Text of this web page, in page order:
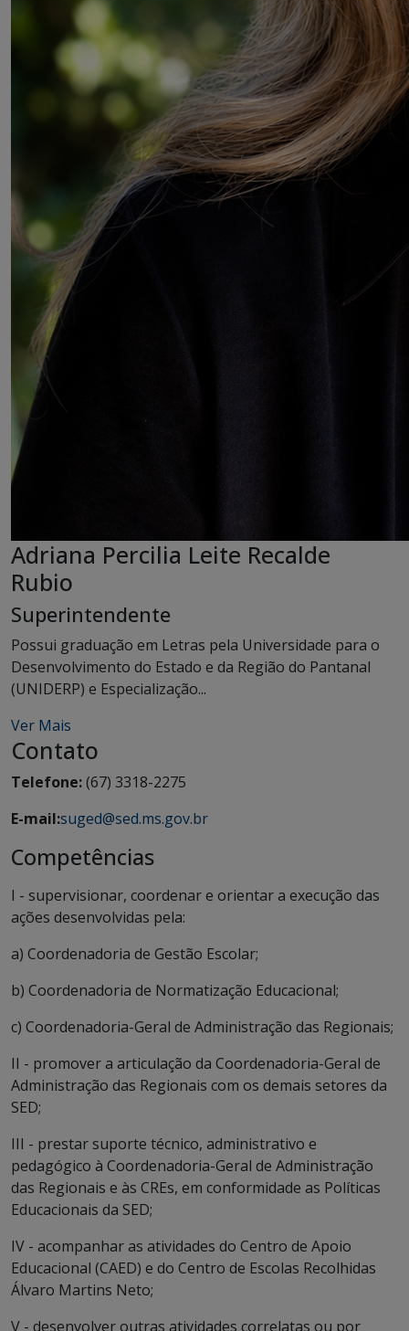
Adriana Percilia Leite Recalde
Rubio
Superintendente
Possui graduação em Letras pela Universidade para o
Desenvolvimento do Estado e da Região do Pantanal
(UNIDERP) e Especialização...
Ver Mais
Contato
Telefone:(67) 3318-2275
E-mail:suged@sed.ms.gov.br
Competências
I - supervisionar, coordenar e orientar a execução das
ações desenvolvidas pela:
a) Coordenadoria de Gestão Escolar;
b) Coordenadoria de Normatização Educacional;
c) Coordenadoria-Geral de Administração das Regionais;
II - promover a articulação da Coordenadoria-Geral de
Administração das Regionais com os demais setores da
SED;
III - prestar suporte técnico, administrativo e
pedagógico à Coordenadoria-Geral de Administração
das Regionais e às CREs, em conformidade as Políticas
Educacionais da SED;
IV - acompanhar as atividades do Centro de Apoio
Educacional (CAED) e do Centro de Escolas Recolhidas
Álvaro Martins Neto;
V - desenvolver outras atividades correlatas ou por